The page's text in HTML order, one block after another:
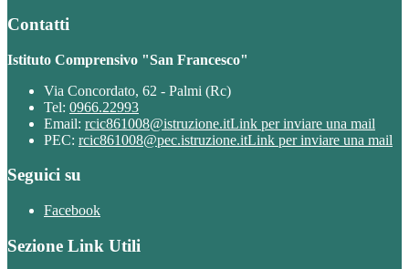
Contatti
Istituto Comprensivo "San Francesco"
Via Concordato, 62 - Palmi (Rc)
Tel: 0966.22993
Email: rcic861008@istruzione.itLink per inviare una mail
PEC: rcic861008@pec.istruzione.itLink per inviare una mail
Seguici su
Facebook
Sezione Link Utili